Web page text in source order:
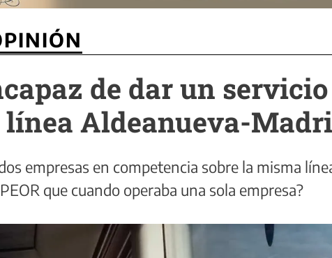
de dar un servicio
línea Aldeanueva-
empresas en competencia sobre la misma
que cuando operaba una sola empresa?